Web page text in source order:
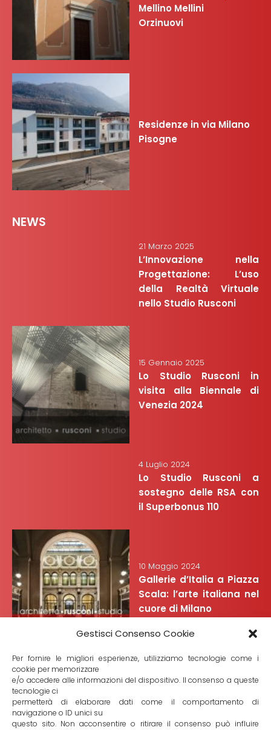
Gestisci Consenso Cookie
Per fornire le migliori esperienze, utilizziamo tecnologie come i
cookie per memorizzare
e/o accedere alle informazioni del dispositivo. Il consenso a queste
tecnologie ci
permetterà di elaborare dati come il comportamento di
navigazione o ID unici su
questo sito. Non acconsentire o ritirare il consenso può influire
Mellino Mellini
Orzinuovi
Residenze in via Milano
Pisogne
NEWS
21 Marzo 2025
L’Innovazione nella
Progettazione: L’uso
della Realtà Virtuale
nello Studio Rusconi
15 Gennaio 2025
Lo Studio Rusconi in
visita alla Biennale di
Venezia 2024
4 Luglio 2024
Lo Studio Rusconi a
sostegno delle RSA con
il Superbonus 110
10 Maggio 2024
Gallerie d’Italia a Piazza
Scala: l’arte italiana nel
cuore di Milano
7 Febbraio 2024
Rovereto: molto più di un